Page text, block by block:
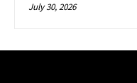
July 30, 2026